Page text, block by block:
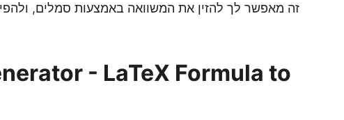
- LaTeX Formula to